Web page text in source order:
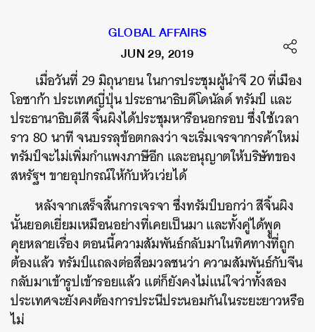
GLOBAL AFFAIRS
JUN 29, 2019
เมื่อวันที่ 29 มิถุนายน ในการประชุมผู้นำจี 20 ที่เมือง
โอซาก้า ประเทศญี่ปุ่น ประธานาธิบดีโดนัลด์ ทรัมป์ และ
ประธานาธิบดีสี จิ้นผิงได้ประชุมหารือนอกรอบ ซึ่งใช้เวลา
ราว 80 นาที จนบรรลุข้อตกลงว่า จะเริ่มเจรจาการค้าใหม่
ทรัมป์จะไม่เพิ่มกำแพงภาษีอีก และอนุญาตให้บริษัทของ
สหรัฐฯ ขายอุปกรณ์ให้กับหัวเว่ยได้
หลังจากเสร็จสิ้นการเจรจา ซึ่งทรัมป์บอกว่า สีจิ้นผิง
นั้นยอดเยี่ยมเหมือนอย่างที่เคยเป็นมา และทั้งคู่ได้พููด
คุยหลายเรื่อง ตอนนี้ความสัมพันธ์กลับมาในทิศทางที่ถูก
ต้องแล้ว ทรัมป์แถลงต่อสื่อมวลชนว่า ความสัมพันธ์กับจีน
กลับมาเข้ารูปเข้ารอยแล้ว แต่ก็ยังคงไม่แน่ใจว่าทั้งสอง
ประเทศจะยังคงต้องการประนีประนอมกันในระยะยาวหรือ
ไม่